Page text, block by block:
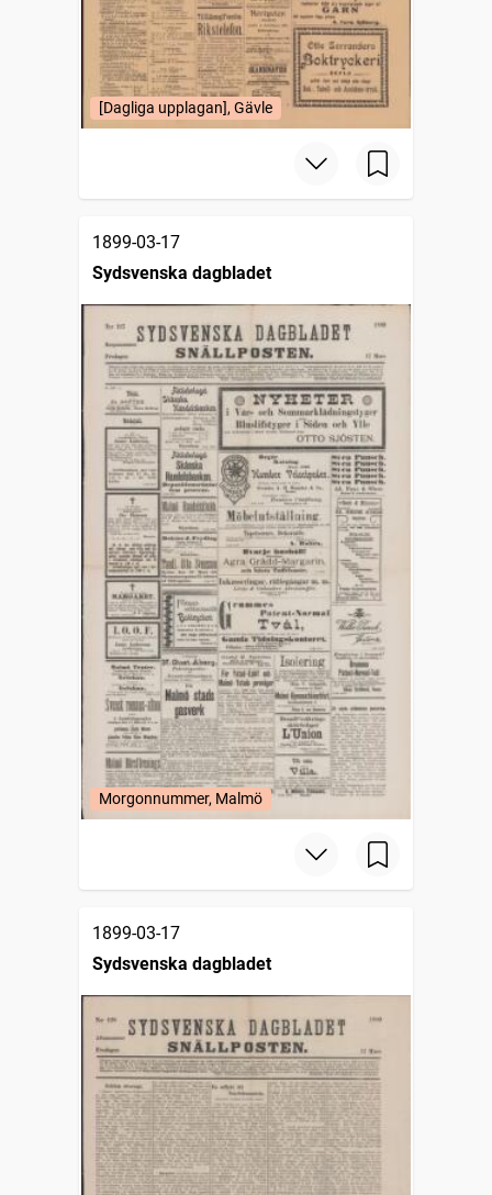
[Dagliga upplagan], Gävle
1899-03-17
Sydsvenska dagbladet
Morgonnummer, Malmö
1899-03-17
Sydsvenska dagbladet